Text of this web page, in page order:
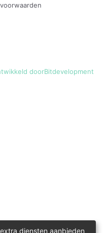
doorBitdevelopment
diensten aanbieden